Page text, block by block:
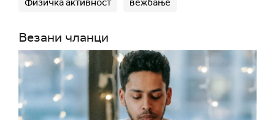
Физичка активност вежбање
Везани чланци